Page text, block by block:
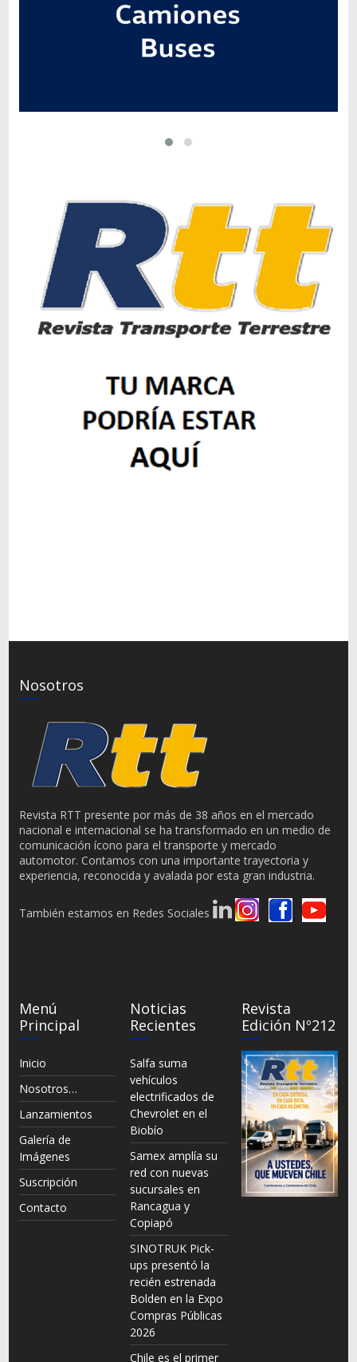
Nosotros
Revista RTT presente por más de 38 años en el mercado
nacional e internacional se ha transformado en un medio de
comunicación ícono para el transporte y mercado
automotor. Contamos con una importante trayectoria y
experiencia, reconocida y avalada por esta gran industria.
También estamos en Redes Sociales
Menú
Principal
Inicio
Nosotros…
Lanzamientos
Galería de
Imágenes
Suscripción
Contacto
Noticias
Recientes
Salfa suma
vehículos
electrificados de
Chevrolet en el
Biobío
Samex amplía su
red con nuevas
sucursales en
Rancagua y
Copiapó
SINOTRUK Pick-
ups presentó la
recién estrenada
Bolden en la Expo
Compras Públicas
2026
Chile es el primer
Revista
Edición Nº212